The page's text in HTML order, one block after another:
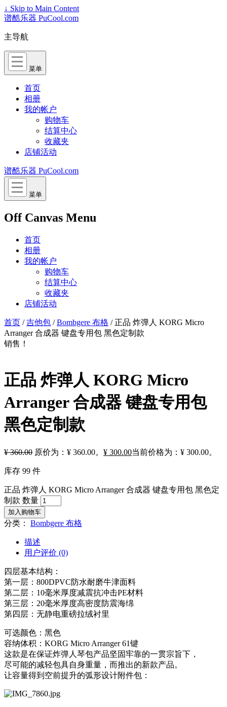
↓ Skip to Main Content
谱酷乐器 PuCool.com
主导航
菜单
首页
相册
我的帐户
购物车
结算中心
收藏夹
店铺活动
谱酷乐器 PuCool.com
菜单
Off Canvas Menu
首页
相册
我的帐户
购物车
结算中心
收藏夹
店铺活动
首页 /吉他包 /Bombgere 布格 / 正品 炸弹人 KORG Micro
Arranger 合成器 键盘专用包 黑色定制款
销售！
正品 炸弹人 KORG Micro
Arranger 合成器 键盘专用包
黑色定制款
¥360.00 原价为：¥ 360.00。 ¥ 300.00当前价格为：¥ 300.00。
库存 99 件
正品 炸弹人 KORG Micro Arranger 合成器 键盘专用包 黑色定
制款 数量
加入购物车
分类： Bombgere 布格
描述
用户评价 (0)
四层基本结构：
第一层：800DPVC防水耐磨牛津面料
第二层：10毫米厚度减震抗冲击PE材料
第三层：20毫米厚度高密度防震海绵
第四层：无静电重磅拉绒衬里
可选颜色：黑色
容纳体积：KORG Micro Arranger 61键
这款是在保证炸弹人琴包产品坚固牢靠的一贯宗旨下，
尽可能的减轻包具自身重量，而推出的新款产品。
让容量得到空前提升的弧形设计附件包：